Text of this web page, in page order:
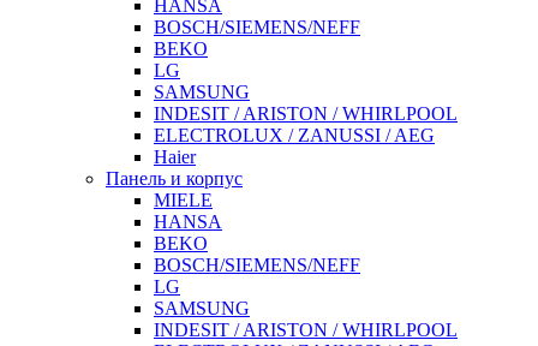
HANSA
BOSCH/SIEMENS/NEFF
BEKO
LG
SAMSUNG
INDESIT / ARISTON / WHIRLPOOL
ELECTROLUX / ZANUSSI / AEG
Haier
Панель и корпус
MIELE
HANSA
BEKO
BOSCH/SIEMENS/NEFF
LG
SAMSUNG
INDESIT / ARISTON / WHIRLPOOL